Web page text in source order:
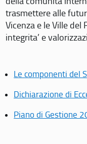
trasmettere alle
Vicenza e le Ville del
integrita’ e
Le componenti del
Dichiarazione di
Piano di Gestione